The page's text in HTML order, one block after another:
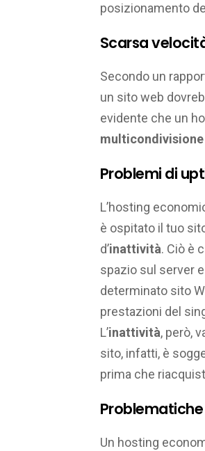
posizionamento
Scarsa
Secondo un
un sito web
evidente che un
multicondivisione
Problemi di
L’hosting
è ospitato il tuo
d’inattività. Ciò è
spazio sul server
determinato sito
prestazioni del
L’inattività, però,
sito, infatti, è
prima che
Un hosting